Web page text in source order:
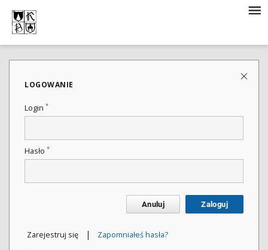
LOGOWANIE
Login *
Hasło *
Anuluj Zaloguj
Zarejestruj się | Zapomniałeś hasła?